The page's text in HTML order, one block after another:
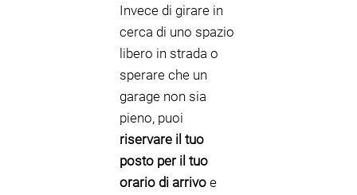
Invece di girare in
cerca di uno spazio
libero in strada o
sperare che un
garage non sia
pieno, puoi
riservare il tuo
posto per il tuo
orario di arrivo e